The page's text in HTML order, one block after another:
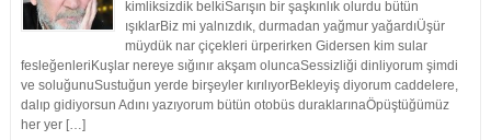
kimliksizdik belkiSarışın bir şaşkınlık olurdu bütün
ışıklarBiz mi yalnızdık, durmadan yağmur yağardıÜşür
müydük nar çiçekleri ürperirken Gidersen kim sular
fesleğenleriKuşlar nereye sığınır akşam oluncaSessizliği dinliyorum şimdi
ve soluğunuSustuğun yerde birşeyler kırılıyorBekleyiş diyorum caddelere,
dalıp gidiyorsun Adını yazıyorum bütün otobüs duraklarınaÖpüştüğümüz
her yer […]